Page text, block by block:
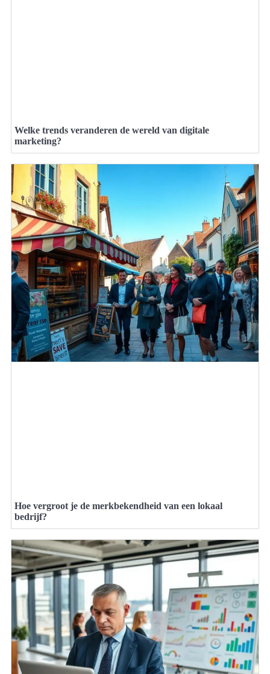
Welke trends veranderen de wereld van digitale
marketing?
Hoe vergroot je de merkbekendheid van een lokaal
bedrijf?